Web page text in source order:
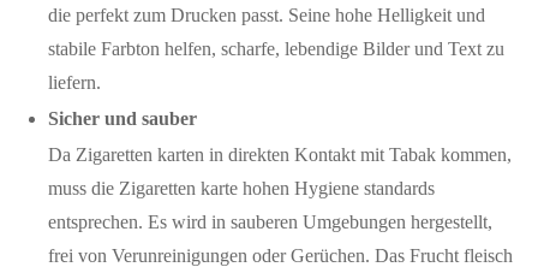
die perfekt zum Drucken passt. Seine hohe Helligkeit und
stabile Farbton helfen, scharfe, lebendige Bilder und Text zu
liefern.
Sicher und sauber
Da Zigaretten karten in direkten Kontakt mit Tabak kommen,
muss die Zigaretten karte hohen Hygiene standards
entsprechen. Es wird in sauberen Umgebungen hergestellt,
frei von Verunreinigungen oder Gerüchen. Das Frucht fleisch